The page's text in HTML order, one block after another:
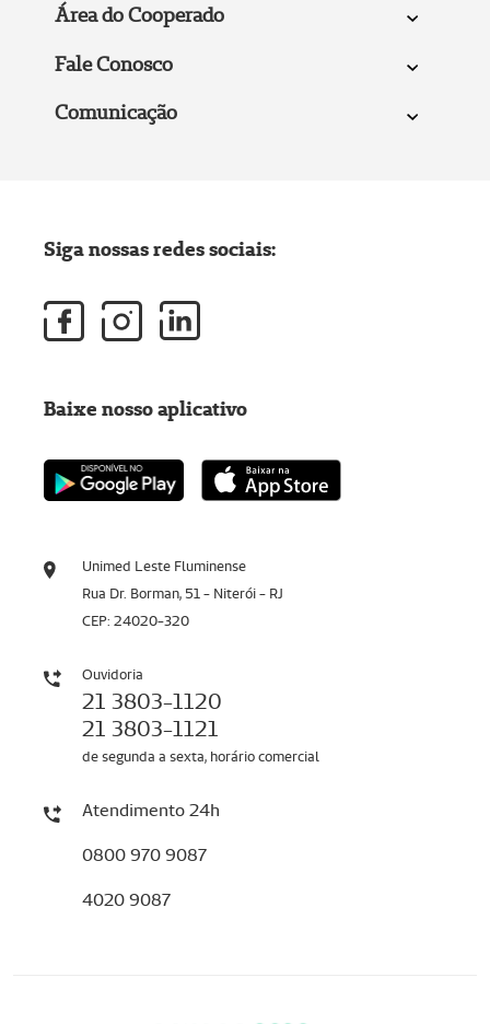
Área do Cooperado
Fale Conosco
Comunicação
Unimed Leste Fluminense
Rua Dr. Borman, 51 - Niterói - RJ
CEP: 24020-320
Ouvidoria
21 3803-1120
21 3803-1121
de segunda a sexta, horário comercial
Atendimento 24h
0800 970 9087
4020 9087
Siga nossas redes sociais:
Baixe nosso aplicativo